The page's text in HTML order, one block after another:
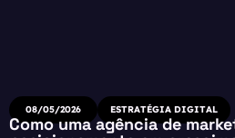
08/05/2026 ESTRATÉGIA DIGITAL
Como uma agência de